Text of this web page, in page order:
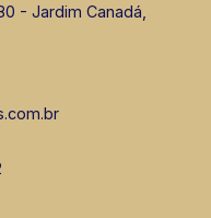
- Jardim Canadá,